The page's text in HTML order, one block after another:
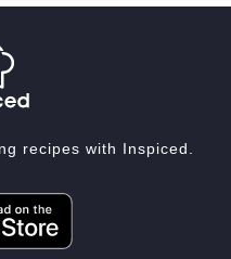
recipes with Inspiced.